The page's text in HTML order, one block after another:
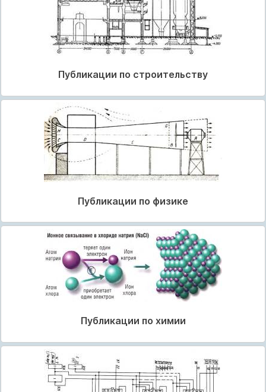
Публикации по строительству
Публикации по физике
Публикации по химии